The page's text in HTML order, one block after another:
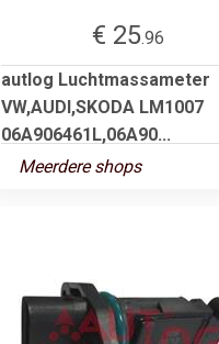
€ 25.96
autlog Luchtmassameter
VW,AUDI,SKODA LM1007
06A906461L,06A90...
Meerdere shops